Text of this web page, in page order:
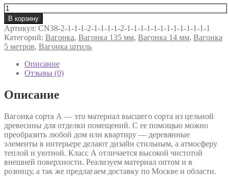
Количество
товара
Вагонка
штиль
14х135х5000
сорт
«А»
В корзину
Артикул: CN38-2-1-1-1-2-1-1-1-1-2-1-1-1-1-1-1-1-1-1-1-1-1-1
Категорий: Вагонка, Вагонка 135 мм, Вагонка 14 мм, Вагонка
5 метров, Вагонка штиль
Описание
Отзывы (0)
Описание
Вагонка сорта А — это материал высшего сорта из цельной
древесины для отделки помещений. С ее помощью можно
преобразить любой дом или квартиру — деревянные
элементы в интерьере делают дизайн стильным, а атмосферу
теплой и уютной. Класс А отличается высокой чистотой
внешней поверхности. Реализуем материал оптом и в
розницу, а так же предлагаем доставку по Москве и области.